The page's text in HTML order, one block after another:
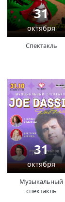
31
октября
Спектакль
31
октября
Музыкальный
спектакль